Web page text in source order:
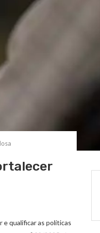
e qualificar as políticas